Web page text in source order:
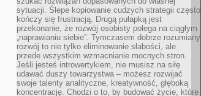
sytuacji. Ślepe kopiowanie cudzych strategii często
kończy się frustracją. Drugą pułapką jest
przekonanie, że rozwój osobisty polega na ciągłym
„naprawianiu siebie”. Tymczasem dobrze rozumiany
rozwój to nie tylko eliminowanie słabości, ale
przede wszystkim wzmacnianie mocnych stron.
Jeśli jesteś introwertykiem, nie musisz na siłę
udawać duszy towarzystwa – możesz rozwijać
swoje talenty analityczne, kreatywność, głęboką
koncentrację. Chodzi o to, by budować życie, które